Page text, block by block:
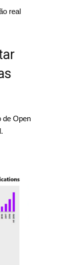
real
de Open